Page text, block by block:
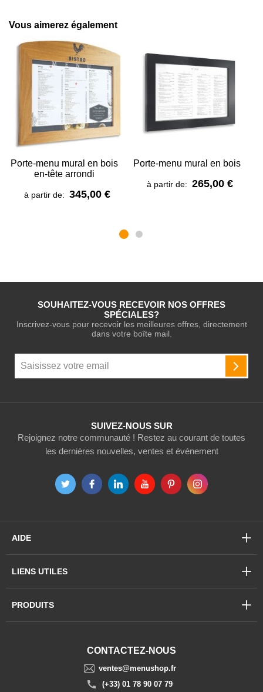
Vous aimerez également
Porte-menu mural en bois
en-tête arrondi
à partir de: 345,00 €
Porte-menu mural en bois
à partir de: 265,00 €
SUIVEZ-NOUS SUR
Rejoignez notre communauté ! Restez au courant de toutes
les dernières nouvelles, ventes et événement
SOUHAITEZ-VOUS RECEVOIR NOS OFFRES
SPÉCIALES?
Inscrivez-vous pour recevoir les meilleures offres, directement
dans votre boîte mail.
notre
CONTACTEZ-NOUS
ventes@menushop.fr
(+33) 01 78 90 07 79
AIDE
LIENS UTILES
PRODUITS